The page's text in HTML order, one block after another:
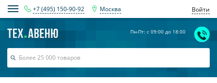
+7 (495) 150-90-92 Москва Войти
Пн-Пт: с 09:00 до 18:00